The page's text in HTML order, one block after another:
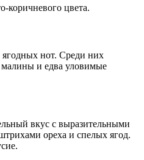
коричневого цвета.
нот. Среди них
и едва уловимые
вкус с выразительными
ореха и спелых ягод.